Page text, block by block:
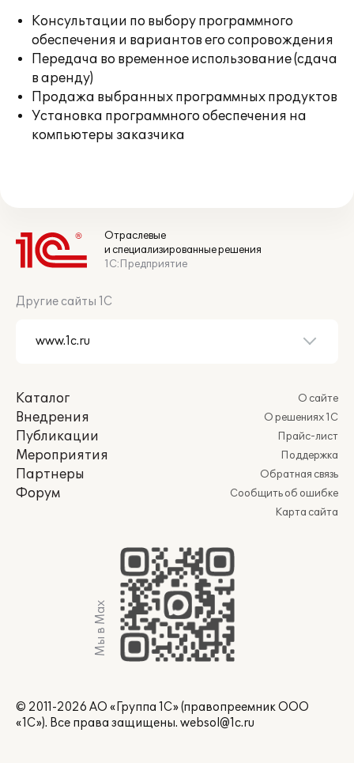
Консультации по выбору программного
обеспечения и вариантов его сопровождения
Передача во временное использование (сдача
в аренду)
Продажа выбранных программных продуктов
Установка программного обеспечения на
компьютеры заказчика
Отраслевые
и специализированные решения
1С:Предприятие
Другие сайты 1С
Каталог
Внедрения
Публикации
Мероприятия
Партнеры
Форум
О сайте
О решениях 1С
Прайс-лист
Поддержка
Обратная связь
Сообщить об ошибке
Карта сайта
Мы в Max
© 2011-2026 АО «Группа 1С» (правопреемник ООО
«1С»). Все права защищены. websol@1c.ru